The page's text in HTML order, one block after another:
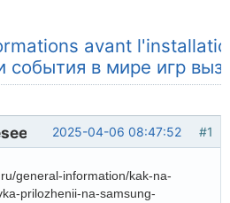
avant
события в мире игр
#1
2025-04-06 08:47:52
general-information/kak-na-
prilozhenii-na-samsung-